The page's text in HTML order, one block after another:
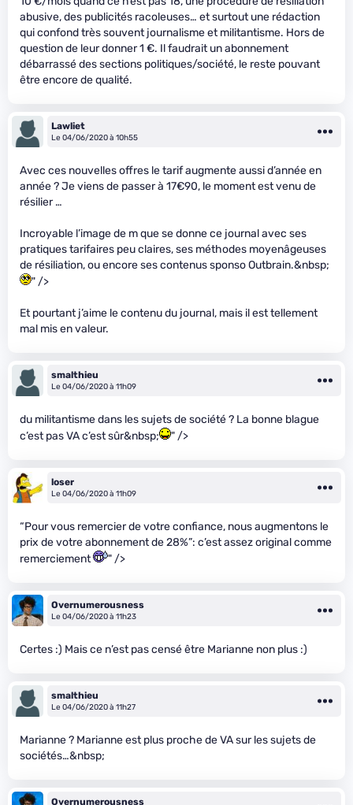
abusive, des publicités racoleuses… et surtout une rédaction
qui confond très souvent journalisme et militantisme. Hors de
question de leur donner 1 €. Il faudrait un abonnement
débarrassé des sections politiques/société, le reste pouvant
être encore de qualité.
Lawliet
Le 04/06/2020 à 10h55
Avec ces nouvelles offres le tarif augmente aussi d’année en
année ? Je viens de passer à 17€90, le moment est venu de
résilier …
Incroyable l’image de mque se donne ce journal avec ses
pratiques tarifaires peu claires, ses méthodes moyenâgeuses
de résiliation, ou encore ses contenus sponso Outbrain.&nbsp;
" />
Et pourtant j’aime le contenu du journal, mais il est tellement
mal mis en valeur.
smalthieu
Le 04/06/2020 à 11h09
du militantisme dans les sujets de société ? La bonne blague
c’est pas VA c’est sûr&nbsp;
" />
loser
Le 04/06/2020 à 11h09
“Pour vous remercier de votre confiance, nous augmentons le
prix de votre abonnement de 28%”: c’est assez original comme
remerciement
" />
Overnumerousness
Le 04/06/2020 à 11h23
Certes :) Mais ce n’est pas censé être Marianne non plus :)
smalthieu
Le 04/06/2020 à 11h27
Marianne ? Marianne est plus proche de VA sur les sujets de
sociétés…&nbsp;
Overnumerousness